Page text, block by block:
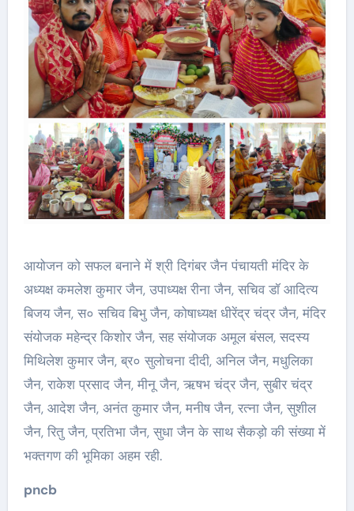
आयोजन को सफल बनाने में श्री दिगंबर जैन पंचायती मंदिर के
अध्यक्ष कमलेश कुमार जैन, उपाध्यक्ष रीना जैन, सचिव डॉ आदित्य
बिजय जैन, स० सचिव बिभु जैन, कोषाध्यक्ष धीरेंद्र चंद्र जैन, मंदिर
संयोजक महेन्द्र किशोर जैन, सह संयोजक अमूल बंसल, सदस्य
मिथिलेश कुमार जैन, ब्र० सुलोचना दीदी, अनिल जैन, मधुलिका
जैन, राकेश प्रसाद जैन, मीनू जैन, ऋषभ चंद्र जैन, सुबीर चंद्र
जैन, आदेश जैन, अनंत कुमार जैन, मनीष जैन, रत्ना जैन, सुशील
जैन, रितु जैन, प्रतिभा जैन, सुधा जैन के साथ सैकड़ो की संख्या में
भक्तगण की भूमिका अहम रही.
pncb